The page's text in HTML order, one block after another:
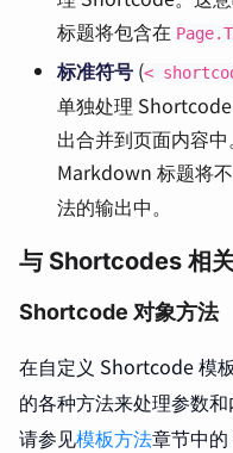
标题将包含在
标准符号 (<
单独处理
出合并到页面内容
Markdown 标题将
法的输出中。
与 Shortcodes 相
Shortcode 对象方法
在自定义 Shortcode 模
的各种方法来处理参数
请参见模板方法章节中的